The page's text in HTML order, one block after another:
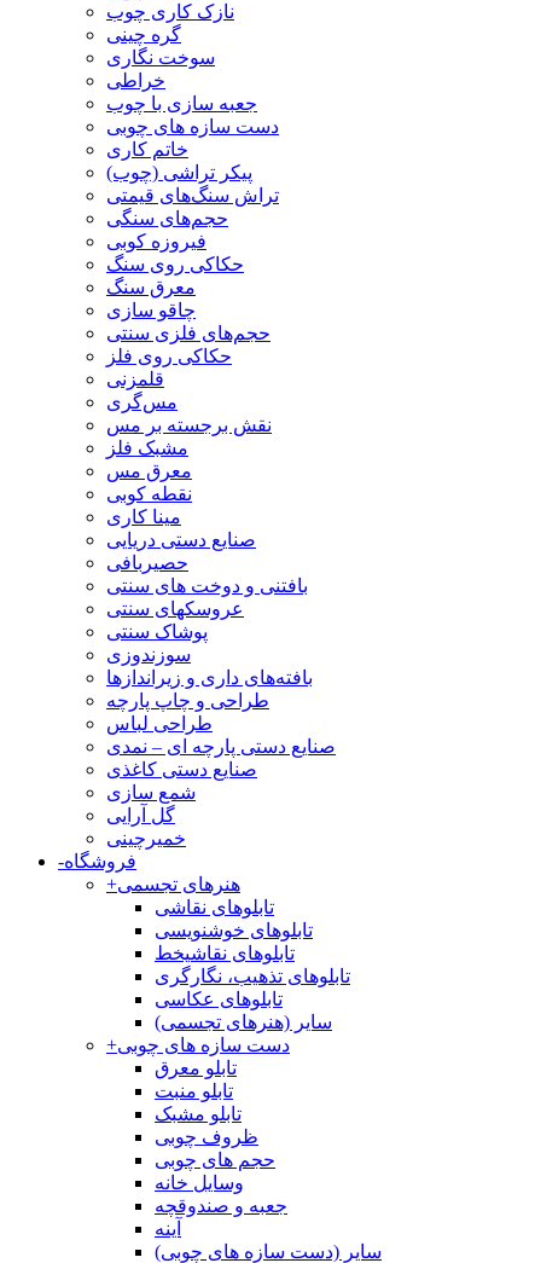
نازک کاری چوب
گره چینی
سوخت نگاری
خراطی
جعبه سازی با چوب
دست سازه های چوبی
خاتم کاری
پیکر تراشی (چوب)
تراش سنگ‌های قیمتی
حجم‌های سنگی
فیروزه کوبی
حکاکی روی سنگ
معرق سنگ
چاقو سازی
حجم‌های فلزی سنتی
حکاکی روی فلز
قلمزنی
مس‌گری
نقش برجسته بر مس
مشبک فلز
معرق مس
نقطه کوبی
مینا کاری
صنایع دستی دریایی
حصیربافی
بافتنی‌ و دوخت های سنتی
عروسکهای سنتی
پوشاک سنتی
سوزندوزی
بافته‌های داری و زیراندازها
طراحی و چاپ پارچه
طراحی لباس
صنایع دستی پارچه ای – نمدی
صنایع دستی کاغذی
شمع سازی
گل آرایی
خمیرچینی
-فروشگاه
+هنرهای تجسمی
تابلوهای نقاشی
تابلوهای خوشنویسی
تابلوهای نقاشیخط
تابلوهای تذهیب، نگارگری
تابلوهای عکاسی
سایر (هنرهای تجسمی)
+دست سازه های چوبی
تابلو معرق
تابلو منبت
تابلو مشبک
ظروف چوبی
حجم های چوبی
وسایل خانه
جعبه و صندوقچه
آینه
سایر (دست سازه های چوبی)